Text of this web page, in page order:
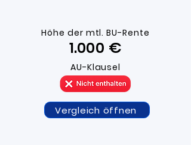
Höhe der mtl. BU-Rente
1.000 ​€
AU-Klausel
Vergleich öffnen